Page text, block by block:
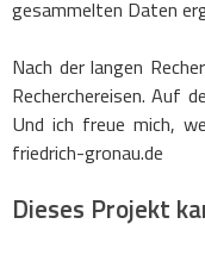
gesammelten Daten
Nach der langen
Recherchereisen. Auf
Und ich freue mich,
friedrich-gronau.de
Dieses Projekt